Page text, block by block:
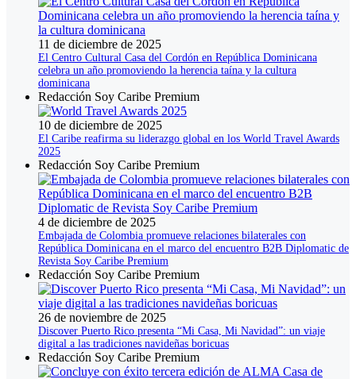
11 de diciembre de 2025
El Centro Cultural Casa del Cordón en República Dominicana
celebra un año promoviendo la herencia taína y la cultura
dominicana
Redacción Soy Caribe Premium
10 de diciembre de 2025
El Caribe reafirma su liderazgo global en los World Travel Awards
2025
Redacción Soy Caribe Premium
4 de diciembre de 2025
Embajada de Colombia promueve relaciones bilaterales con
República Dominicana en el marco del encuentro B2B Diplomatic de
Revista Soy Caribe Premium
Redacción Soy Caribe Premium
26 de noviembre de 2025
Discover Puerto Rico presenta “Mi Casa, Mi Navidad”: un viaje
digital a las tradiciones navideñas boricuas
Redacción Soy Caribe Premium